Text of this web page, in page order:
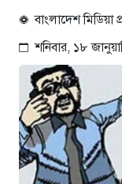
বাংলাদেশ মিডিয়া
শনিবার, ১৮